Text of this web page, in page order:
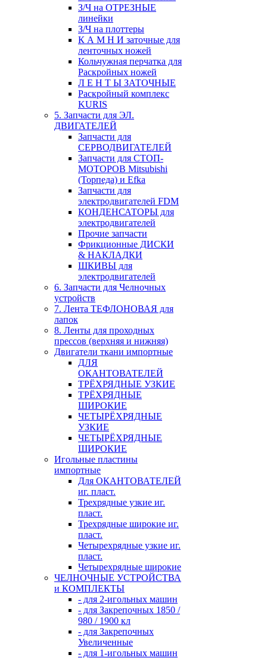
З/Ч на ОТРЕЗНЫЕ
линейки
З/Ч на плоттеры
К А М Н И заточные для
ленточных ножей
Кольчужная перчатка для
Раскройных ножей
Л Е Н Т Ы ЗАТОЧНЫЕ
Раскройный комплекс
KURIS
5. Запчасти для ЭЛ.
ДВИГАТЕЛЕЙ
Запчасти для
СЕРВОДВИГАТЕЛЕЙ
Запчасти для СТОП-
МОТОРОВ Mitsubishi
(Торпеда) и Efka
Запчасти для
электродвигателей FDM
КОНДЕНСАТОРЫ для
электродвигателей
Прочие запчасти
Фрикционные ДИСКИ
& НАКЛАДКИ
ШКИВЫ для
электродвигателей
6. Запчасти для Челночных
устройств
7. Лента ТЕФЛОНОВАЯ для
лапок
8. Ленты для проходных
прессов (верхняя и нижняя)
Двигатели ткани импортные
ДЛЯ
ОКАНТОВАТЕЛЕЙ
ТРЁХРЯДНЫЕ УЗКИЕ
ТРЁХРЯДНЫЕ
ШИРОКИЕ
ЧЕТЫРЁХРЯДНЫЕ
УЗКИЕ
ЧЕТЫРЁХРЯДНЫЕ
ШИРОКИЕ
Игольные пластины
импортные
Для ОКАНТОВАТЕЛЕЙ
иг. пласт.
Трехрядные узкие иг.
пласт.
Трехрядные широкие иг.
пласт.
Четырехрядные узкие иг.
пласт.
Четырехрядные широкие
ЧЕЛНОЧНЫЕ УСТРОЙСТВА
и КОМПЛЕКТЫ
- для 2-игольных машин
- для Закрепочных 1850 /
980 / 1900 кл
- для Закрепочных
Увеличенные
- для 1-игольных машин